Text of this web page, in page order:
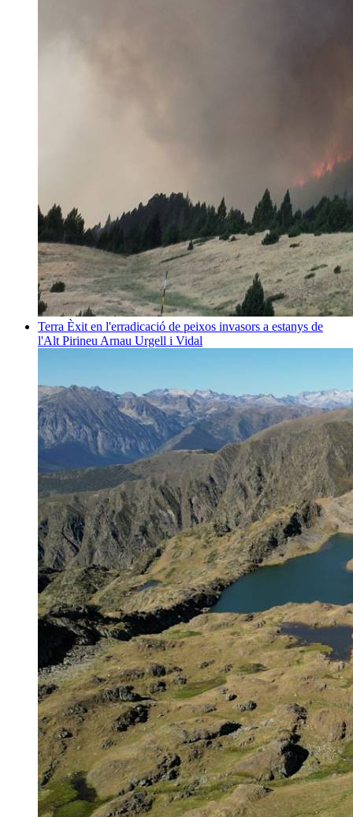
Terra Èxit en l'erradicació de peixos invasors a estanys de
l'Alt Pirineu Arnau Urgell i Vidal